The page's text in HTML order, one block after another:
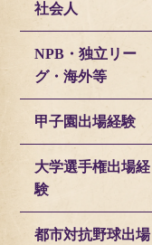
社会人
NPB・独立リー
グ・海外等
甲子園出場経験
大学選手権出場経
験
都市対抗野球出場